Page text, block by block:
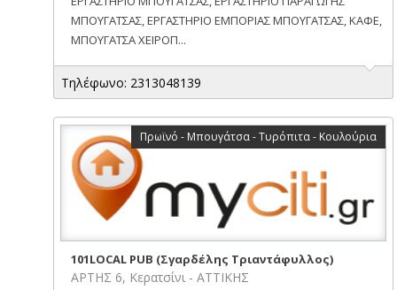
ΜΠΟΥΓΑΤΣΑΣ, ΕΡΓΑΣΤΗΡΙΟ ΕΜΠΟΡΙΑΣ ΜΠΟΥΓΑΤΣΑΣ, ΚΑΦΕ,
ΜΠΟΥΓΑΤΣΑ ΧΕΙΡΟΠ...
Τηλέφωνο: 2313048139
Πρωϊνό - Μπουγάτσα - Τυρόπιτα - Κουλούρια
101LOCAL PUB (Σγαρδέλης Τριαντάφυλλος)
ΑΡΤΗΣ 6, Κερατσίνι - ΑΤΤΙΚΗΣ